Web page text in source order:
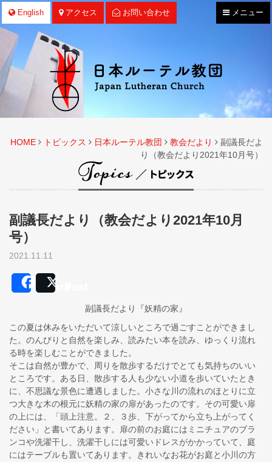
ナ
ビ
メニュー
English アクセス お問い合わせ
HOME トピックス 日本ルーテル教団 教会だより
副議長だよ
り（教会だより2021年10月号）
副議長だより（教会だより2021年10月
号）
2021.11.11
Share
副議長だより『妖精の家』
この夏は休みをいただいて涼しいところで過ごすことができまし
た。のんびりと自然を楽しみ、読みたい本を読み、ゆっくり流れ
る時を楽しむことができました。
そこは自然が豊かで、周りを散歩するだけでとても気持ちのいい
ところです。ある日、散歩する人も少ない小道を歩いていたとき
に、不思議な景色に遭遇しました。小さな川の流れのほとりに立
つ大きな木の根元に妖精の家の扉があったのです。その可愛い扉
の上には、「頭上注意。２、３歩、下がってから立ち上がってく
ださい」と書いてあります。扉の前のお庭にはミニチュアのブラ
ンコや洗濯干し、洗濯干しには可愛いドレスがかかっていて、庭
にはテーブルも置いてあります。きれいなお花がお庭と小川の方